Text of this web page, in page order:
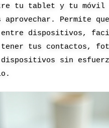
tu tablet y tu móvil
aprovechar. Permite
entre dispositivos,
tener tus contactos,
dispositivos sin